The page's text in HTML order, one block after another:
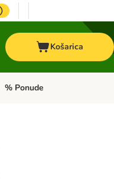
Košarica
Pregled kategorija: Top marke
% Ponude